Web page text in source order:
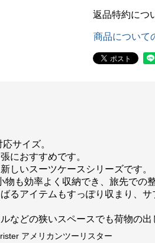
返品特約につ
商品について
サイズ。
におすすめです。
しいスーツケースシリーズです。
も効率よく収納でき、旅先での
るアイテムもすっぽり収まり、
などの狭いスペースでも荷物の出
アメリカンツーリスター